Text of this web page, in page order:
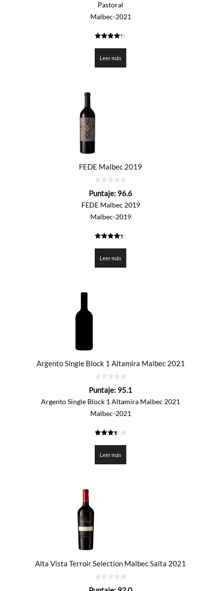
Pastoral
Malbec-2021
de 5
Leer más
FEDE Malbec 2019
de
Puntaje: 96.6
FEDE Malbec 2019
Malbec-2019
de 5
Leer más
Argento Single Block 1 Altamira Malbec 2021
de
Puntaje: 95.1
Argento Single Block 1 Altamira Malbec 2021
Malbec-2021
Leer más
Alta Vista Terroir Selection Malbec Salta 2021